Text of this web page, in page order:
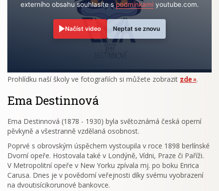
externího obsahu souhlasíte spodmínkamiyoutube.com.
Načíst video Neptat se znovu
Prohlídku naší školy ve fotografiích si můžete zobrazit zde .
Ema Destinnová
Ema Destinnová (1878 - 1930) byla světoznámá česká operní
pěvkyně a všestranně vzdělaná osobnost.
Poprvé s obrovským úspěchem vystoupila v roce 1898 berlínské
Dvorní opeře. Hostovala také v Londýně, Vídni, Praze či Paříži.
V Metropolitní opeře v New Yorku zpívala mj. po boku Enrica
Carusa. Dnes je v povědomí veřejnosti díky svému vyobrazení
na dvoutisícikorunové bankovce.